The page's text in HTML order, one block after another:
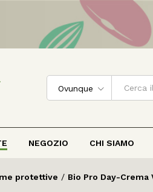
Ovunque
NEGOZIO CHI SIAMO
protettive / Bio Pro Day-